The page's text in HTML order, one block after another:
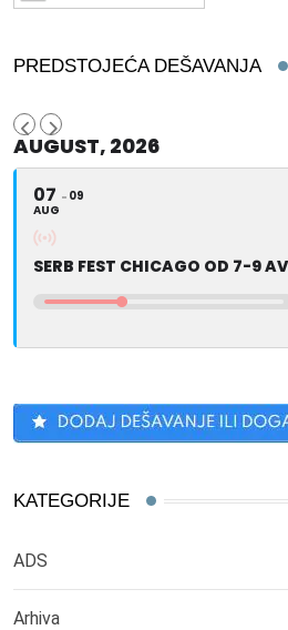
PREDSTOJEĆA DEŠAVANJA
AUGUST, 2026
07
AUG
09
SERB FEST CHICAGO OD 7-9
KATEGORIJE
ADS
Arhiva